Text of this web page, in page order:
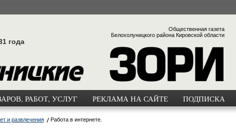
года
Общественная газета
Белохолуницкого района Кировской области
РАБОТ, УСЛУГ РЕКЛАМА НА САЙТЕ ПОДПИСКА
и развлечения Работа в интернете.